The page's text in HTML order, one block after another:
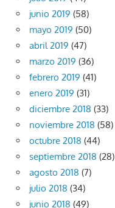
junio 2019 (58)
mayo 2019 (50)
abril 2019 (47)
marzo 2019 (36)
febrero 2019 (41)
enero 2019 (31)
diciembre 2018 (33)
noviembre 2018 (58)
octubre 2018 (44)
septiembre 2018 (28)
agosto 2018 (7)
julio 2018 (34)
junio 2018 (49)